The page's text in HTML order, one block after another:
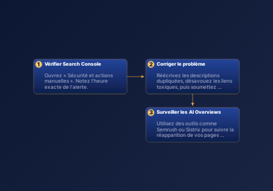
1
Vérifier Search Console
Ouvrez « Sécurité et actions
manuelles ». Notez l'heure
exacte de l'alerte.
2
Corriger le problème
Réécrivez les descriptions
dupliquées, désavouez les liens
toxiques, puis soumettez …
3
Surveiller les AI Overviews
Utilisez des outils comme
Semrush ou Sistrix pour suivre la
réapparition de vos pages …